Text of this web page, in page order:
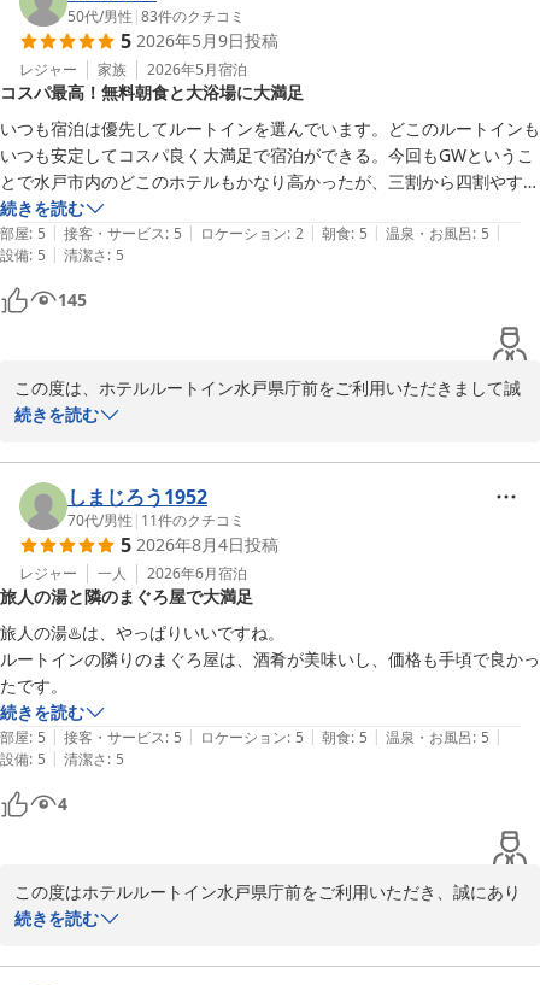
50代/男性 |83件のクチコミ
5 2026年5月9日投稿
レジャー 家族 2026年5月宿泊
コスパ最高！無料朝食と大浴場に大満足
いつも宿泊は優先してルートインを選んでいます。どこのルートインも
いつも安定してコスパ良く大満足で宿泊ができる。今回もGWというこ
とで水戸市内のどこのホテルもかなり高かったが、三割から四割やすく
宿泊できた。その上に朝食が無料でいただける。よく無料朝食と歌うと
ころがあるがどこも簡素なものだがルートインは低価格で宿泊できる上
に美味しい朝食が無料で本当に助かります。また大浴場も完備も良い。
続きを読む
部屋: 5 | 接客・サービス: 5 | ロケーション: 2 | 朝食: 5 | 温泉・お風呂: 5 |
設備: 5 | 清潔さ: 5
145
この度は、ホテルルートイン水戸県庁前をご利用いただきまして誠
にありがとうございました。
水戸市内、数ある中から当ホテルを選んでいただき朝食・大浴場を
喜んでいただきましたこと重ねて御礼申し上げます。
またレストランスタッフへご意見をお伝えしたところ大変喜んでお
りました。
お客様への料理は、彩りの良いものを温かいうちにご提供できるよ
う心がけておりますので、お客さまからのご意見は大変励みとなっ
ております。
新緑の過ごしやす季節でございますね。
また機会がございまして水戸のほうへお越しの際は、是非お立ち寄
りくださいませ。
来年には、笠間のオープン予定がございますのでそちらもよろしく
お願いします。
ホテルルートイン水戸県庁前
2026-05-10
続きを読む
しまじろう1952
70代/男性 | 11件のクチコミ
5 2026年8月4日投稿
レジャー 一人 2026年6月宿泊
旅人の湯と隣のまぐろ屋で大満足
旅人の湯♨️は、やっぱりいいですね。
ルートインの隣りのまぐろ屋は、酒肴が美味いし、価格も手頃で良かっ
たです。
続きを読む
部屋: 5 | 接客・サービス: 5 | ロケーション: 5 | 朝食: 5 | 温泉・お風呂: 5 |
設備: 5 | 清潔さ: 5
4
この度はホテルルートイン水戸県庁前をご利用いただき、誠にあり
がとうございます。
当ホテルの大浴場「旅人の湯」でゆっくりとお寛ぎいただけたご様
続きを読む